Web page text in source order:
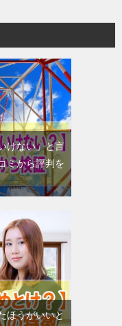
けない」と言
ミから評判を
ほうがいいと